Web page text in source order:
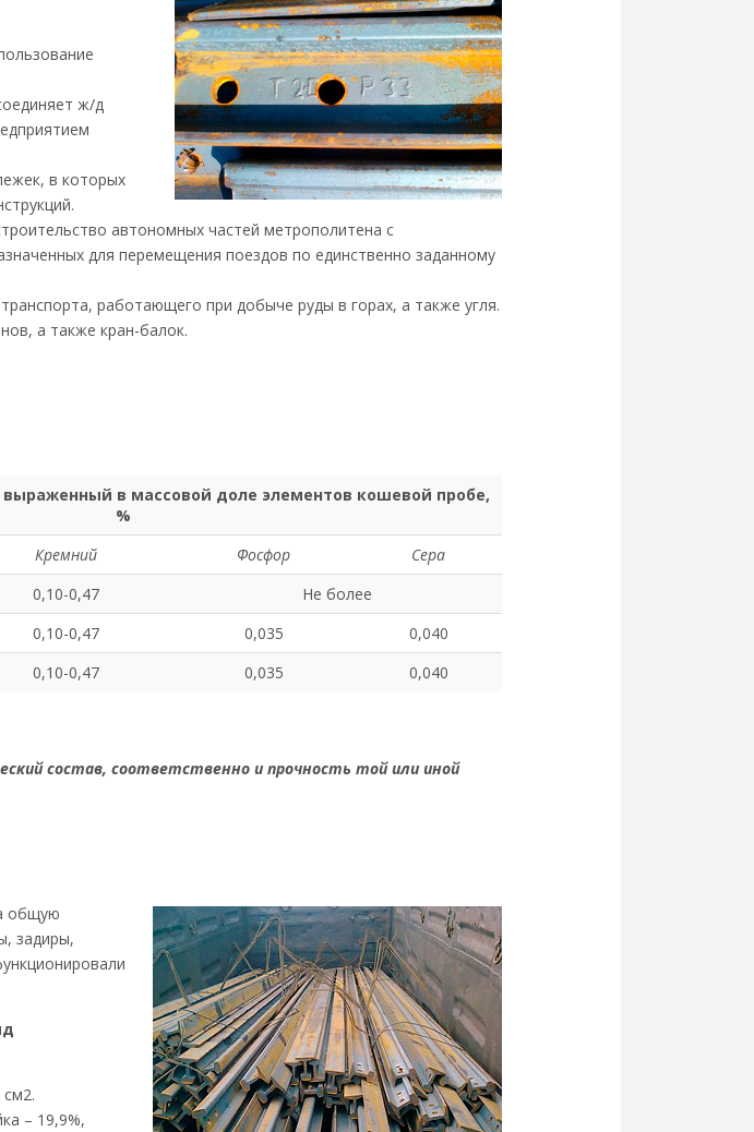
ж/д
в которых
автономных частей метрополитена с
для перемещения поездов по единственно заданному
работающего при добыче руды в горах, а также угля.
а также кран-балок.
в массовой доле элементов кошевой пробе,
%
Кремний Фосфор
Сера
0,10-0,47
Не более
0,10-0,47 0,035
0,040
0,10-0,47 0,035 0,040
состав, соответственно и прочность той или иной
общую
задиры,
– 19,9%,